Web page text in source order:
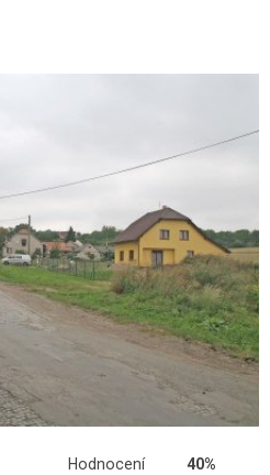
Hodnocení 40%